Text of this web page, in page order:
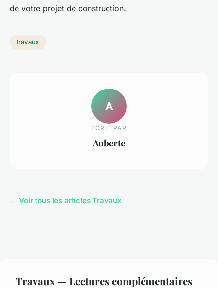
de votre projet de construction.
travaux
A
ECRIT PAR
Auberte
← Voir tous les articles Travaux
Travaux — Lectures complémentaires